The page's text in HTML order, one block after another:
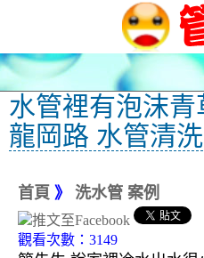
水管裡有泡沫青
龍岡路 水管清洗
首頁 》 洗水管 案例
觀看次數：3149